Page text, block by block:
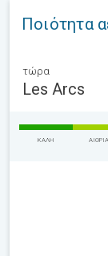
Ποιότητα
τώρα
Les Arcs
ΚΑΛΉ ΑΊΘΡΙΑ